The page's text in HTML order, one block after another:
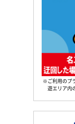
※ご利用のプ
遊エリア内